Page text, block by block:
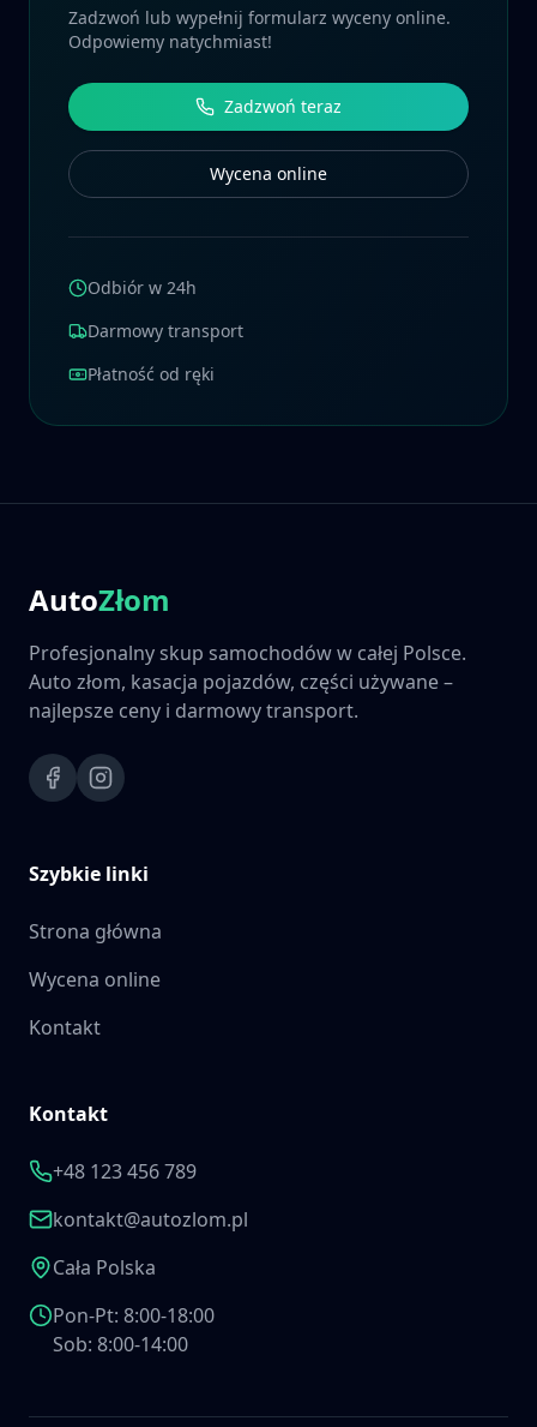
Zadzwoń lub wypełnij formularz wyceny online.
Odpowiemy natychmiast!
Zadzwoń teraz
Wycena online
Odbiór w 24h
Darmowy transport
Płatność od ręki
AutoZłom
Profesjonalny skup samochodów w całej Polsce.
Auto złom, kasacja pojazdów, części używane –
najlepsze ceny i darmowy transport.
Szybkie linki
Strona główna
Wycena online
Kontakt
Kontakt
+48 123 456 789
kontakt@autozlom.pl
Cała Polska
Pon-Pt: 8:00-18:00
Sob: 8:00-14:00